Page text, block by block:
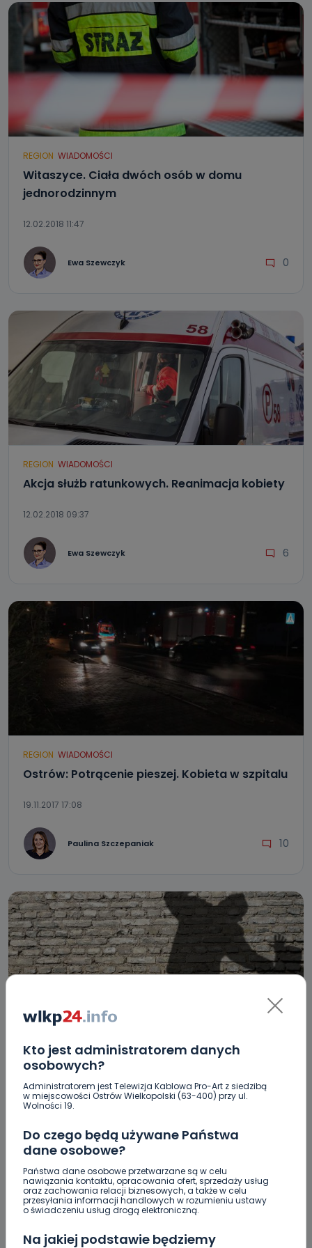
Kto jest administratorem danych
osobowych?
Administratorem jest Telewizja Kablowa Pro-Art z siedzibą
w miejscowości Ostrów Wielkopolski (63-400) przy ul.
Wolności 19.
Do czego będą używane Państwa
dane osobowe?
Państwa dane osobowe przetwarzane są w celu
nawiązania kontaktu, opracowania ofert, sprzedaży usług
oraz zachowania relacji biznesowych, a także w celu
przesyłania informacji handlowych w rozumieniu ustawy
o świadczeniu usług drogą elektroniczną.
Na jakiej podstawie będziemy
REGION WIADOMOŚCI
Witaszyce. Ciała dwóch osób w domu
jednorodzinnym
12.02.2018 11:47
Ewa Szewczyk 0
REGION WIADOMOŚCI
Akcja służb ratunkowych. Reanimacja kobiety
12.02.2018 09:37
Ewa Szewczyk 6
REGION WIADOMOŚCI
Ostrów: Potrącenie pieszej. Kobieta w szpitalu
19.11.2017 17:08
Paulina Szczepaniak 10
REGION WIADOMOŚCI
Kobyla Góra: Pobił żonę i 4-miesięczne
dziecko
Paulina Szczepaniak